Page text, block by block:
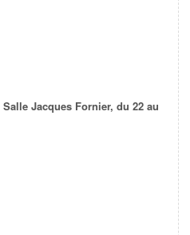
Jacques Fornier, du 22 au